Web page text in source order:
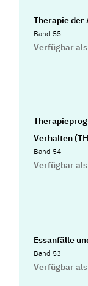
Therapie der
Band 55
Verfügbar
Verhalten
Band 54
Verfügbar
Essanfälle
Band 53
Verfügbar